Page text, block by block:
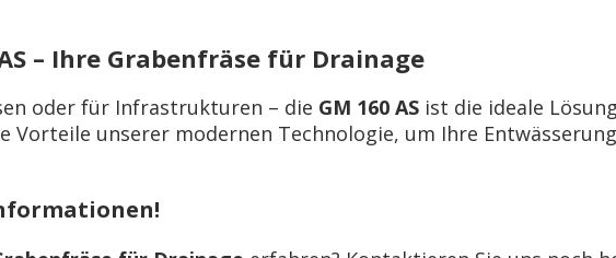
– Ihre Grabenfräse für Drainage
oder für Infrastrukturen – die GM 160 AS ist die ideale
Vorteile unserer modernen Technologie, um Ihre